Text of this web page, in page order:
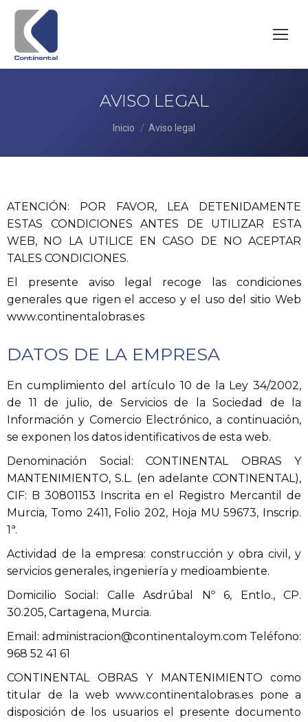
AVISO LEGAL
Estás aquí:
Inicio Aviso legal
ATENCIÓN: POR FAVOR, LEA DETENIDAMENTE
ESTAS CONDICIONES ANTES DE UTILIZAR ESTA
WEB, NO LA UTILICE EN CASO DE NO ACEPTAR
TALES CONDICIONES.
El presente aviso legal recoge las condiciones
generales que rigen el acceso y el uso del sitio Web
www.continentalobras.es
DATOS DE LA EMPRESA
En cumplimiento del artículo 10 de la Ley 34/2002,
de 11 de julio, de Servicios de la Sociedad de la
Información y Comercio Electrónico, a continuación,
se exponen los datos identificativos de esta web.
Denominación Social: CONTINENTAL OBRAS Y
MANTENIMIENTO, S.L. (en adelante CONTINENTAL),
CIF: B 30801153 Inscrita en el Registro Mercantil de
Murcia, Tomo 2411, Folio 202, Hoja MU 59673, Inscrip.
1ª.
Actividad de la empresa: construcción y obra civil, y
servicios generales, ingeniería y medioambiente.
Domicilio Social: Calle Asdrúbal Nº 6, Entlo., CP.
30.205, Cartagena, Murcia.
Email: administracion@continentaloym.com Teléfono:
968 52 41 61
CONTINENTAL OBRAS Y MANTENIMIENTO como
titular de la web www.continentalobras.es pone a
disposición de los usuarios el presente documento